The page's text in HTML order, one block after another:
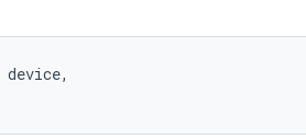
device,